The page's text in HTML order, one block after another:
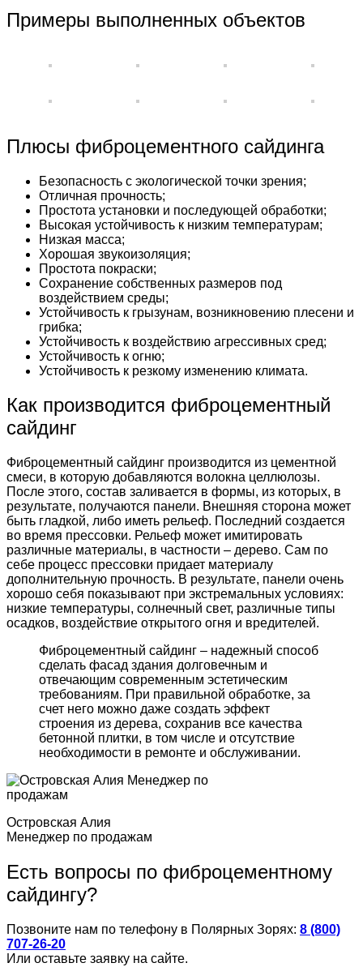
Примеры выполненных объектов
Плюсы фиброцементного сайдинга
Безопасность с экологической точки зрения;
Отличная прочность;
Простота установки и последующей обработки;
Высокая устойчивость к низким температурам;
Низкая масса;
Хорошая звукоизоляция;
Простота покраски;
Сохранение собственных размеров под
воздействием среды;
Устойчивость к грызунам, возникновению плесени и
грибка;
Устойчивость к воздействию агрессивных сред;
Устойчивость к огню;
Устойчивость к резкому изменению климата.
Как производится фиброцементный
сайдинг
Фиброцементный сайдинг производится из цементной
смеси, в которую добавляются волокна целлюлозы.
После этого, состав заливается в формы, из которых, в
результате, получаются панели. Внешняя сторона может
быть гладкой, либо иметь рельеф. Последний создается
во время прессовки. Рельеф может имитировать
различные материалы, в частности – дерево. Сам по
себе процесс прессовки придает материалу
дополнительную прочность. В результате, панели очень
хорошо себя показывают при экстремальных условиях:
низкие температуры, солнечный свет, различные типы
осадков, воздействие открытого огня и вредителей.
Фиброцементный сайдинг – надежный способ
сделать фасад здания долговечным и
отвечающим современным эстетическим
требованиям. При правильной обработке, за
счет него можно даже создать эффект
строения из дерева, сохранив все качества
бетонной плитки, в том числе и отсутствие
необходимости в ремонте и обслуживании.
Островская Алия
Менеджер по продажам
Есть вопросы по фиброцементному
сайдингу?
Позвоните нам по телефону в Полярных Зорях: 8 (800)
707-26-20
Или оставьте заявку на сайте.